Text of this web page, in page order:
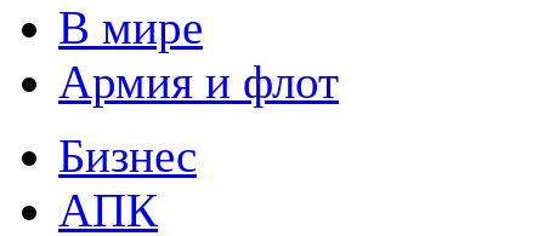
В мире
Армия и флот
Бизнес
АПК